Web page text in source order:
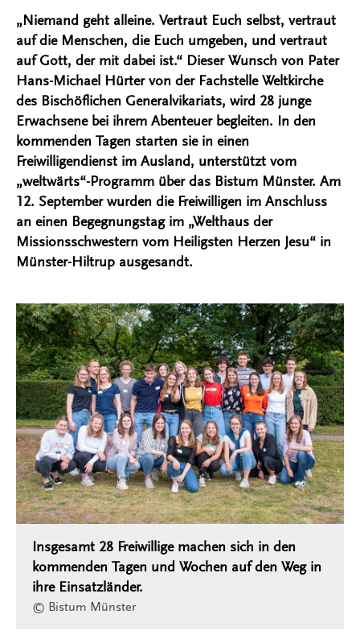
„Niemand geht alleine. Vertraut Euch selbst, vertraut
auf die Menschen, die Euch umgeben, und vertraut
auf Gott, der mit dabei ist.“ Dieser Wunsch von Pater
Hans-Michael Hürter von der Fachstelle Weltkirche
des Bischöflichen Generalvikariats, wird 28 junge
Erwachsene bei ihrem Abenteuer begleiten. In den
kommenden Tagen starten sie in einen
Freiwilligendienst im Ausland, unterstützt vom
„weltwärts“-Programm über das Bistum Münster. Am
12. September wurden die Freiwilligen im Anschluss
an einen Begegnungstag im „Welthaus der
Missionsschwestern vom Heiligsten Herzen Jesu“ in
Münster-Hiltrup ausgesandt.
Insgesamt 28 Freiwillige machen sich in den
kommenden Tagen und Wochen auf den Weg in
ihre Einsatzländer.
© Bistum Münster